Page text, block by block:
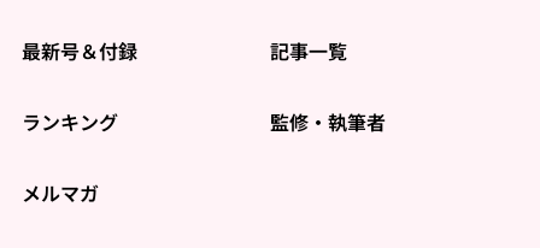
最新号＆付録 記事一覧
ランキング 監修・執筆者
メルマガ